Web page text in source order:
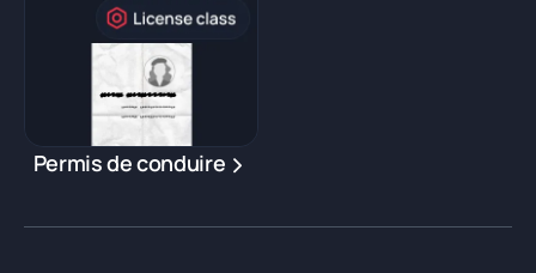
Permis de conduire